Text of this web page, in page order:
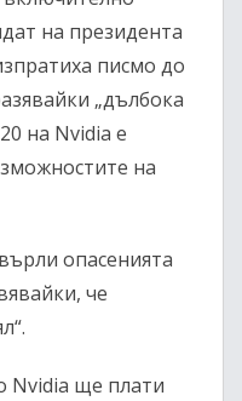
на президента
писмо до
„дълбока
на Nvidia е
на
опасенията
че
Nvidia ще плати